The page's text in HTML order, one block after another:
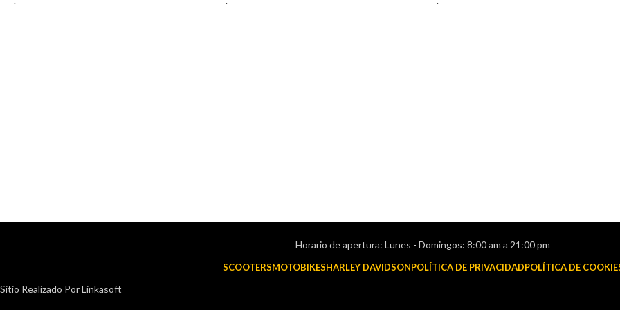
Horario de apertura: Lunes - Domingos: 8:00 am a 21:00 pm
SCOOTERSMOTOBIKESHARLEY DAVIDSONPOLÍTICA DE PRIVACIDADPOLÍTICA DE
Sitio Realizado Por Linkasoft